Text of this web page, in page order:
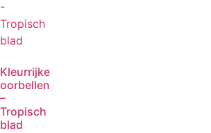
Kleurrijke
oorbellen
–
Tropisch
blad